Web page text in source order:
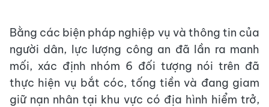
Bằng các biện pháp nghiệp vụ và thông tin của
người dân, lực lượng công an đã lần ra manh
mối, xác định nhóm 6 đối tượng nói trên đã
thực hiện vụ bắt cóc, tống tiền và đang giam
giữ nạn nhân tại khu vực có địa hình hiểm trở,